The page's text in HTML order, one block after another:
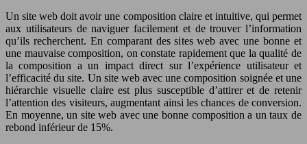
Un site web doit avoir une composition claire et intuitive, qui permet
aux utilisateurs de naviguer facilement et de trouver l’information
qu’ils recherchent. En comparant des sites web avec une bonne et
une mauvaise composition, on constate rapidement que la qualité de
la composition a un impact direct sur l’expérience utilisateur et
l’efficacité du site. Un site web avec une composition soignée et une
hiérarchie visuelle claire est plus susceptible d’attirer et de retenir
l’attention des visiteurs, augmentant ainsi les chances de conversion.
En moyenne, un site web avec une bonne composition a un taux de
rebond inférieur de 15%.